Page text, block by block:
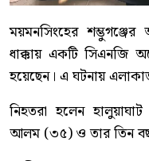
ময়মনসিংহের
ধাক্কায় একটি সিএনজি
হয়েছেন। এ ঘটনায়
নিহতরা হলেন
আলম (৩৫) ও তার তিন